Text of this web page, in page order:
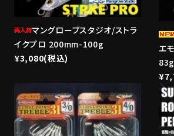
マングローブスタジオ/ストラ
イクプロ 200mm-100g
¥3,080(税込)
エ
favorite